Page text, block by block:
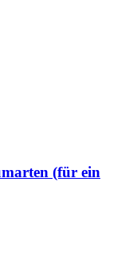
(für ein